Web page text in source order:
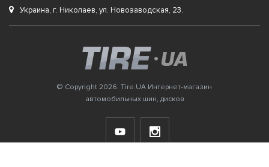
Украина, г. Николаев, ул. Новозаводская, 23.
© Copyright 2026. Tire.UA Интернет-магазин
автомобильных шин, дисков